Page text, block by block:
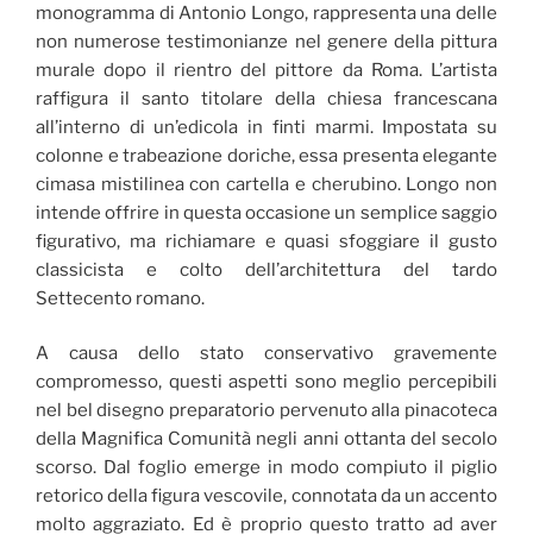
monogramma di Antonio Longo, rappresenta una delle
non numerose testimonianze nel genere della pittura
murale dopo il rientro del pittore da Roma. L’artista
raffigura il santo titolare della chiesa francescana
all’interno di un’edicola in finti marmi. Impostata su
colonne e trabeazione doriche, essa presenta elegante
cimasa mistilinea con cartella e cherubino. Longo non
intende offrire in questa occasione un semplice saggio
figurativo, ma richiamare e quasi sfoggiare il gusto
classicista e colto dell’architettura del tardo
Settecento romano.
A causa dello stato conservativo gravemente
compromesso, questi aspetti sono meglio percepibili
nel bel disegno preparatorio pervenuto alla pinacoteca
della Magnifica Comunità negli anni ottanta del secolo
scorso. Dal foglio emerge in modo compiuto il piglio
retorico della figura vescovile, connotata da un accento
molto aggraziato. Ed è proprio questo tratto ad aver